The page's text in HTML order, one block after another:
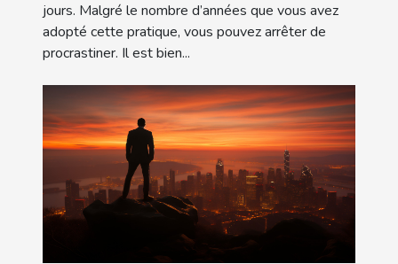
jours. Malgré le nombre d’années que vous avez
adopté cette pratique, vous pouvez arrêter de
procrastiner. Il est bien...